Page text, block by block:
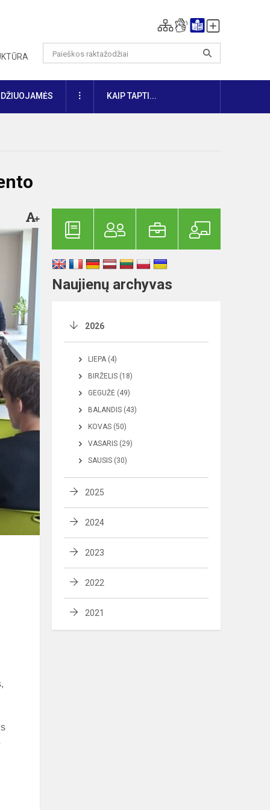
DAUGIAUKAIP TAPTI...
Naujienų archyvas
2026
LIEPA (4)
BIRŽELIS (18)
GEGUŽĖ (49)
BALANDIS (43)
KOVAS (50)
VASARIS (29)
SAUSIS (30)
2025
2024
2023
2022
2021